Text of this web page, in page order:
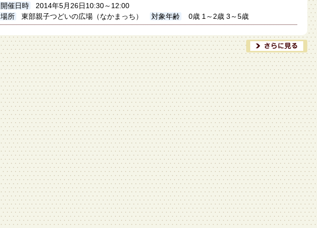
開催日時
2014年5月26日10:30～12:00
場所
東部親子つどいの広場（なかまっち） 対象年齢 0歳 1～2歳 3～5歳